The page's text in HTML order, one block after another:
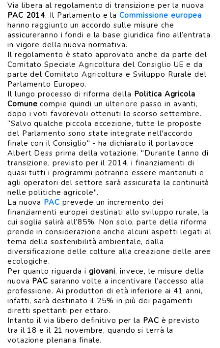
Via libera al regolamento di transizione per la nuova
PAC 2014. Il Parlamento e laCommissione europea
hanno raggiunto un accordo sulle misure che
assicureranno i fondi e la base giuridica fino all’entrata
in vigore della nuova normativa.
Il regolamento è stato approvato anche da parte del
Comitato Speciale Agricoltura del Consiglio UE e da
parte del Comitato Agricoltura e Sviluppo Rurale del
Parlamento Europeo.
Il lungo processo di riforma della Politica Agricola
Comune compie quindi un ulteriore passo in avanti,
dopo i voti favorevoli ottenuti lo scorso settembre.
“Salvo qualche piccola eccezione, tutte le proposte
del Parlamento sono state integrate nell'accordo
finale con il Consiglio" - ha dichiarato il portavoce
Albert Dess prima della votazione. "Durante l'anno di
transizione, previsto per il 2014, i finanziamenti di
quasi tutti i programmi potranno essere mantenuti e
agli operatori del settore sarà assicurata la continuità
nelle politiche agricole".
La nuova PAC prevede un incremento dei
finanziamenti europei destinati allo sviluppo rurale, la
cui soglia salirà all’85%. Non solo, parte della riforma
prende in considerazione anche alcuni aspetti legati al
tema della sostenibilità ambientale, dalla
diversificazione delle colture alla creazione delle aree
ecologiche.
Per quanto riguarda i giovani, invece, le misure della
nuova PACsaranno volte a incentivare l’accesso alla
professione. Ai produttori di età inferiore ai 41 anni,
infatti, sarà destinato il 25% in più dei pagamenti
diretti spettanti per ettaro.
Intanto il via libero definitivo per la PAC è previsto
tra il 18 e il 21 novembre, quando si terrà la
votazione plenaria finale.